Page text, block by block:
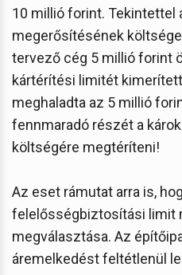
10 millió forint. Tekintettel
megerősítésének
tervező cég 5 millió forint
kártérítési limitét
meghaladta az 5 millió
fennmaradó részét a
költségére megtéríteni!
Az eset rámutat arra is,
felelősségbiztosítási limit
megválasztása. Az
áremelkedést feltétlenül